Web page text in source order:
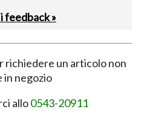
feedback »
richiedere un articolo non
in negozio
allo0543-20911